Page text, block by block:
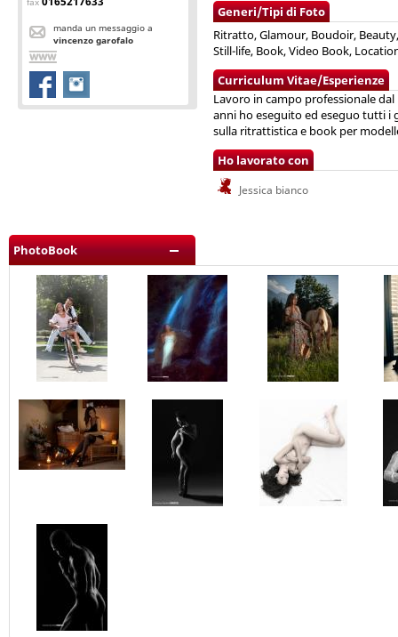
manda un messaggio a
vincenzo garofalo
Generi/Tipi di Foto
Ritratto, Glamour, Boudoir,
Still-life, Book, Video Book,
Curriculum Vitae/Esperienze
Lavoro in campo professionale
anni ho eseguito ed eseguo tutti i
sulla ritrattistica e book per
Ho lavorato con
Jessica bianco
PhotoBook